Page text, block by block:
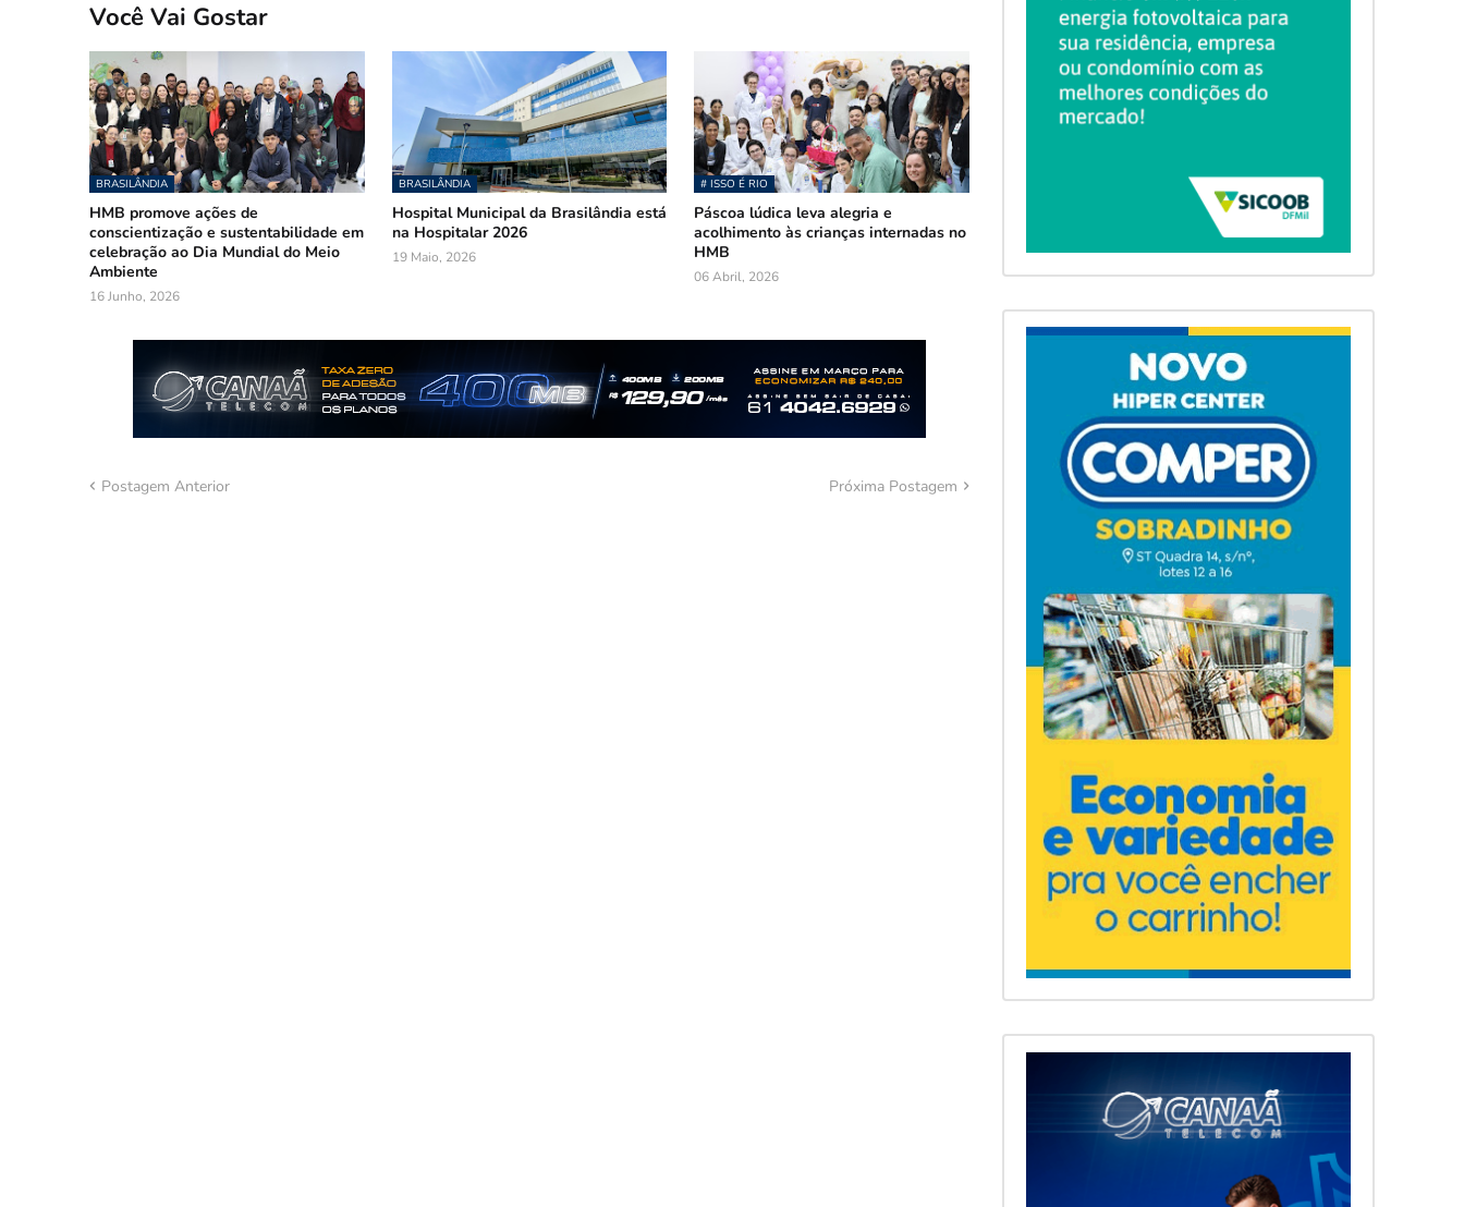
Você Vai Gostar
BRASILÂNDIA
HMB promove ações de
conscientização e sustentabilidade em
celebração ao Dia Mundial do Meio
Ambiente
16 Junho, 2026
BRASILÂNDIA
Hospital Municipal da Brasilândia está
na Hospitalar 2026
19 Maio, 2026
# ISSO É RIO
Páscoa lúdica leva alegria e
acolhimento às crianças internadas no
HMB
06 Abril, 2026
Postagem Anterior Próxima Postagem